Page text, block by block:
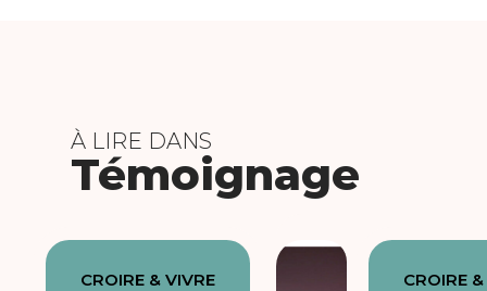
À LIRE DANS
Témoignage
CROIRE & VIVRE CROIRE